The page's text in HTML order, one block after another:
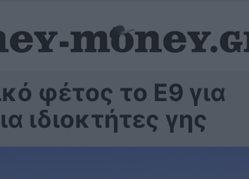
φέτος το Ε9 για
ιδιοκτήτες γης